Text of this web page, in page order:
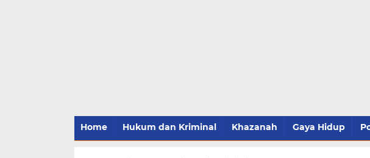
Home Hukum dan Kriminal Khazanah Gaya Hidup